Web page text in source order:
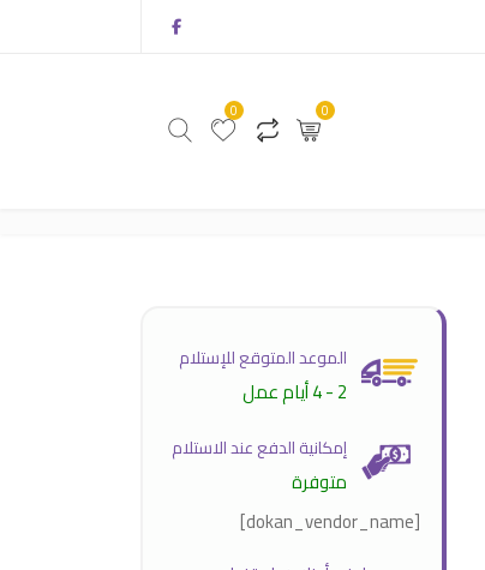
0
0
0
0
الموعد المتوقع للإستلام
2 - 4 أيام عمل
إمكانية الدفع عند الاستلام
متوفرة
[dokan_vendor_name]